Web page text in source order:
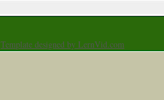
Template designed by LernVid.com